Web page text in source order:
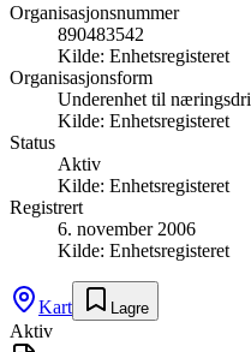
Organisasjonsnummer
890483542
Kilde: Enhetsregisteret
Organisasjonsform
Underenhet til
Kilde: Enhetsregisteret
Status
Aktiv
Kilde: Enhetsregisteret
Registrert
6. november 2006
Kilde: Enhetsregisteret
Kart Lagre
Aktiv